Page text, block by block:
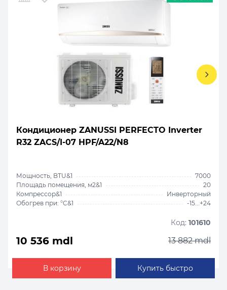
Кондиционер ZANUSSI PERFECTO Inverter
R32 ZACS/I-07 HPF/A22/N8
Мощность, BTU&1
7000
Площадь помещения, м2&1
20
Компрессор&1
Инверторный
Обогрев при: °C&1
-15...+24
Код: 101610
10 536 mdl 13 882 mdl
В корзину Купить быстро